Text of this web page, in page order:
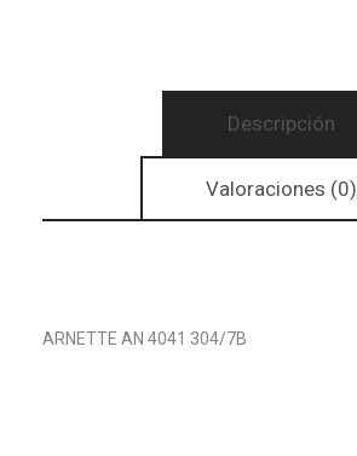
Descripción
Valoraciones (0)
ARNETTE AN 4041 304/7B